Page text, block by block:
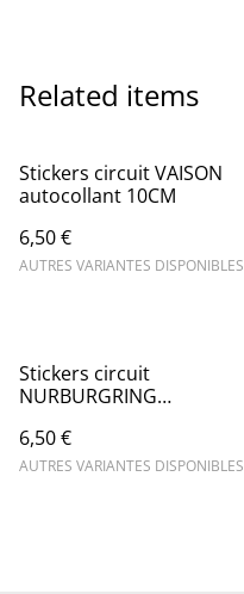
Related items
Stickers circuit VAISON
autocollant 10CM
6,50 €
AUTRES VARIANTES DISPONIBLES
Stickers circuit
NURBURGRING
6,50 €
AUTRES VARIANTES DISPONIBLES